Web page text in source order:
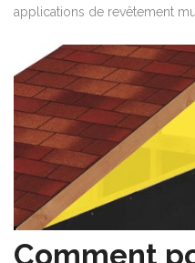
applications de revêtement
Comment